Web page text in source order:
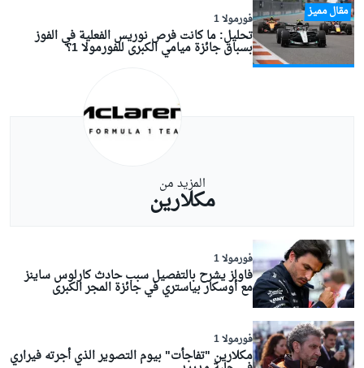
مقال مميز فورمولا 1
تحليل: ما كانت فرص نوريس الفعلية في الفوز
بسباق جائزة ميامي الكبرى للفورمولا 1؟
المزيد من
مكلارين
فورمولا 1
فاولز يشرح بالتفصيل سبب حادث كارلوس ساينز
مع أوسكار بياستري في جائزة المجر الكبرى
فورمولا 1
مكلارين "تفاجأت" بيوم التصوير الذي أجرته فيراري